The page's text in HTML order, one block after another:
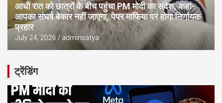
आधी रात को छात्रों के बीच पहुंचा PM मोदी का संदेश, कहा-
आपका संघर्ष बेकार नहीं जाएगा, पेपर माफिया पर होगा निर्णायक
प्रहार
July 24, 2026 adminsatya
ट्रेंडिंग